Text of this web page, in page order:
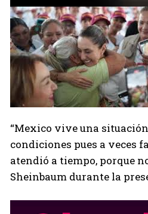
“Mexico vive una
condiciones pues a veces
atendió a tiempo, porque
Sheinbaum durante la